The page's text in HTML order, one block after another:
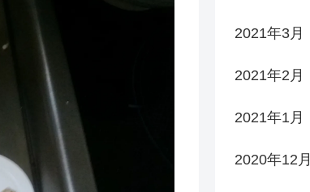
2021年3月
2021年2月
2021年1月
2020年12月